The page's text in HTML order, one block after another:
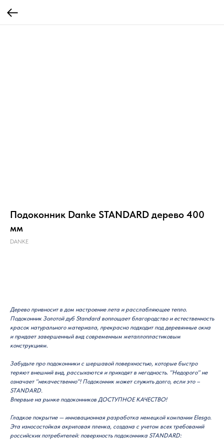
Подоконник Danke STANDARD дерево 400
мм
DANKE
Дерево привносит в дом настроение лета и расслабляющее тепло.
Подоконник Золотой дуб Standard воплощает благородство и естественность
красок натурального материала, прекрасно подходит под деревянные окна
и придает завершенный вид современным металлопластиковым
конструкциям.
Забудьте про подоконники с шершавой поверхностью, которые быстро
теряют внешний вид, рассыхаются и приходят в негодность. "Недорого" не
означает "некачественно"! Подоконник может служить долго, если это –
STANDARD.
Впервые на рынке подоконников ДОСТУПНОЕ КАЧЕСТВО!
Гладкое покрытие — инновационная разработка немецкой компании Elesgo.
Эта износостойкая акриловая пленка, создана с учетом всех требований
российских потребителей: поверхность подоконника STANDARD: